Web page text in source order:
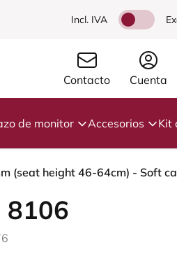
Incl. IVA
Contacto Cuenta
de monitor Accesorios Kit
8106